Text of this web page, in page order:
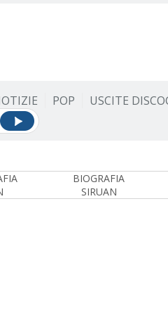
POP USCITE
BIOGRAFIA
SIRUAN